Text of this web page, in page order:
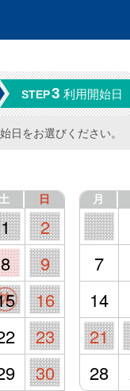
STEP3 利用開始日
日をお選びください。
土 日
1
2
8
9
16
23
30
月
7
14
21
28